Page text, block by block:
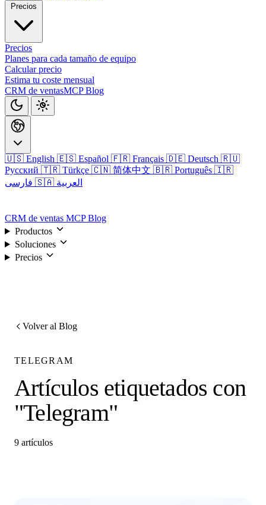
Precios
Precios
Planes para cada tamaño de equipo
Calcular precio
Estima tu coste mensual
CRM de ventasMCPBlog
🇺🇸 English 🇪🇸 Español 🇫🇷 Français 🇩🇪 Deutsch 🇷🇺
Русский 🇹🇷 Türkçe 🇨🇳 简体中文 🇧🇷 Português 🇮🇷
🇸🇦 العربية
CRM de ventas MCPBlog
Productos
Soluciones
Precios
Volver al Blog
TELEGRAM
Artículos etiquetados con
"Telegram"
9 artículos